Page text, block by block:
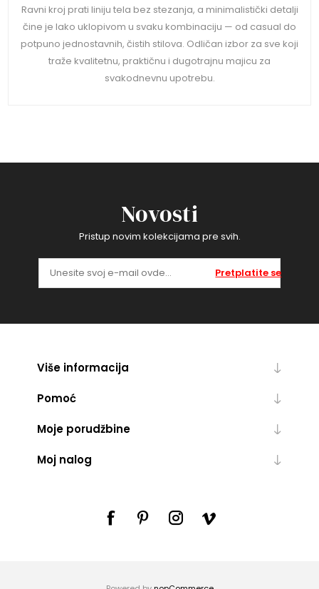
Ravni kroj prati liniju tela bez stezanja, a minimalistički detalji
čine je lako uklopivom u svaku kombinaciju — od casual do
potpuno jednostavnih, čistih stilova. Odličan izbor za sve koji
traže kvalitetnu, praktičnu i dugotrajnu majicu za
svakodnevnu upotrebu.
Novosti
Pristup novim kolekcijama pre svih.
Pretplatite se
Više informacija
Pomoć
Moje porudžbine
Moj nalog